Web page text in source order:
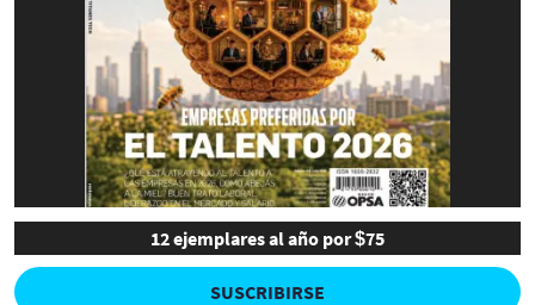
12 ejemplares al año por $75
SUSCRIBIRSE